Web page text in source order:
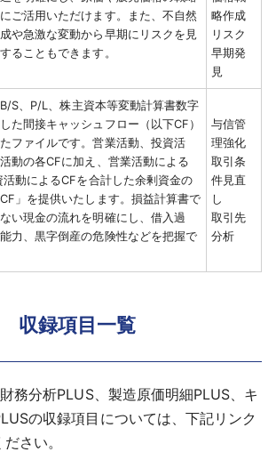
ご活用いただけます。また、不自然
や急激な変動から早期にリスクを見
ることもできます。
略作成
リスク
早期発
見
S、P/L、株主資本等変動計算書数字
た間接キャッシュフロー（以下CF）
ファイルです。営業活動、投資活
動の各CFに加え、営業活動による
活動によるCFを合計した余剰資金の
CF」を提供いたします。損益計算書で
い現金の流れを明確にし、借入過
力、黒字倒産の危険性などを把握で
与信管
理強化
取引条
件見直
し
取引先
分析
収録項目一覧
務分析PLUS、製造原価明細PLUS、キ
の収録項目については、下記リンク
さい。